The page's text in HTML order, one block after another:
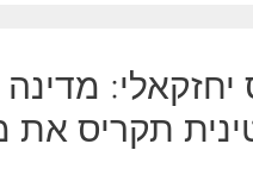
מדינה
תקריס